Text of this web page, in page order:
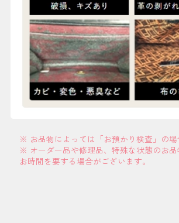
※ お品物によっては「お預かり検査」の場
※ オーダー品や修理品、特殊な状態のお品
お時間を要する場合がございます。